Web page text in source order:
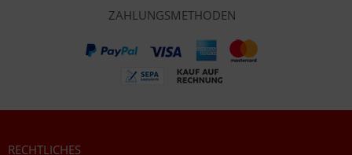
ZAHLUNGSMETHODEN
RECHTLICHES